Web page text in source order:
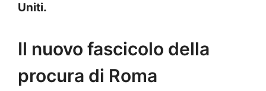
Uniti.
Il nuovo fascicolo della
procura di Roma